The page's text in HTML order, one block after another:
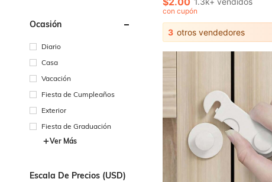
Ocasión
Diario
Casa
Vacación
Fiesta de Cumpleaños
Exterior
Fiesta de Graduación
Ver Más
Escala De Precios (USD)
con cupón
3 otros vendedores